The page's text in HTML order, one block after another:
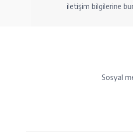
iletişim bilgilerine
Sosyal